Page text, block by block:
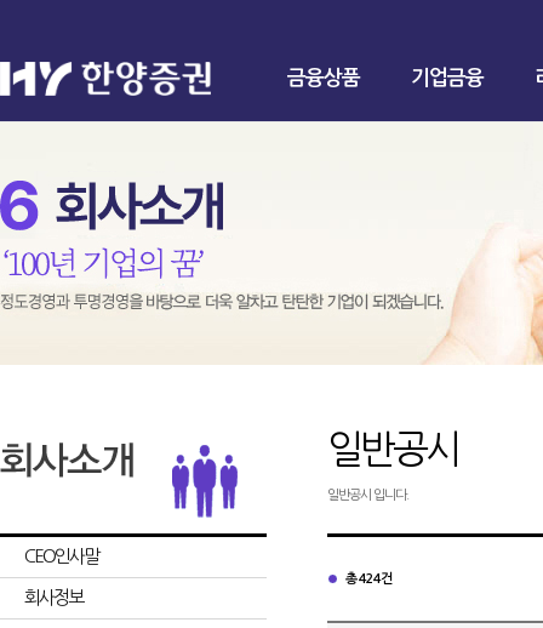
금융상품 기업금융
CEO인사말
회사정보
일반공시
일반공시 입니다.
총 424건